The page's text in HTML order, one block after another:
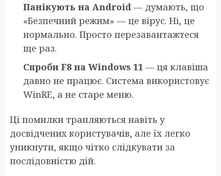
Панікують на Android — думають, що
«Безпечний режим» — це вірус. Ні, це
нормально. Просто перезавантажтеся
ще раз.
Спроби F8 на Windows 11 — ця клавіша
давно не працює. Система використовує
WinRE, а не старе меню.
Ці помилки трапляються навіть у
досвідчених користувачів, але їх легко
уникнути, якщо чітко слідкувати за
послідовністю дій.